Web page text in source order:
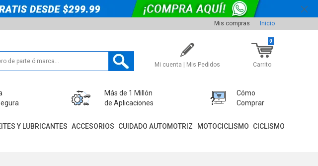
Mis compras Inicio
Mi cuenta | Mis Pedidos Carrito
0
Más de 1 Millón
de Aplicaciones
Cómo
Comprar
Y LUBRICANTES ACCESORIOS CUIDADO AUTOMOTRIZ MOTOCICLISMO CICLISMO